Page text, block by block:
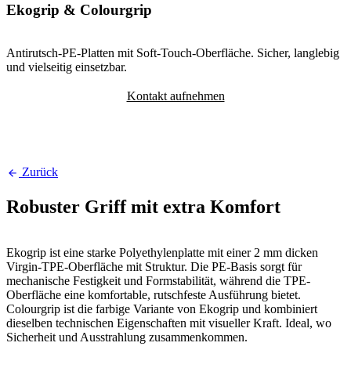
Ekogrip & Colourgrip
Antirutsch-PE-Platten mit Soft-Touch-Oberfläche. Sicher, langlebig
und vielseitig einsetzbar.
Kontakt aufnehmen
Zurück
Robuster Griff mit extra Komfort
Ekogrip ist eine starke Polyethylenplatte mit einer 2 mm dicken
Virgin-TPE-Oberfläche mit Struktur. Die PE-Basis sorgt für
mechanische Festigkeit und Formstabilität, während die TPE-
Oberfläche eine komfortable, rutschfeste Ausführung bietet.
Colourgrip ist die farbige Variante von Ekogrip und kombiniert
dieselben technischen Eigenschaften mit visueller Kraft. Ideal, wo
Sicherheit und Ausstrahlung zusammenkommen.